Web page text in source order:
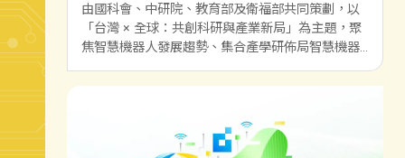
由國科會、中研院、教育部及衛福部共同策劃，以
「台灣 × 全球：共創科研與產業新局」為主題，聚
焦智慧機器人發展趨勢、集合產學研佈局智慧機器
的產業生態系，鏈結前瞻技術與產業應用。